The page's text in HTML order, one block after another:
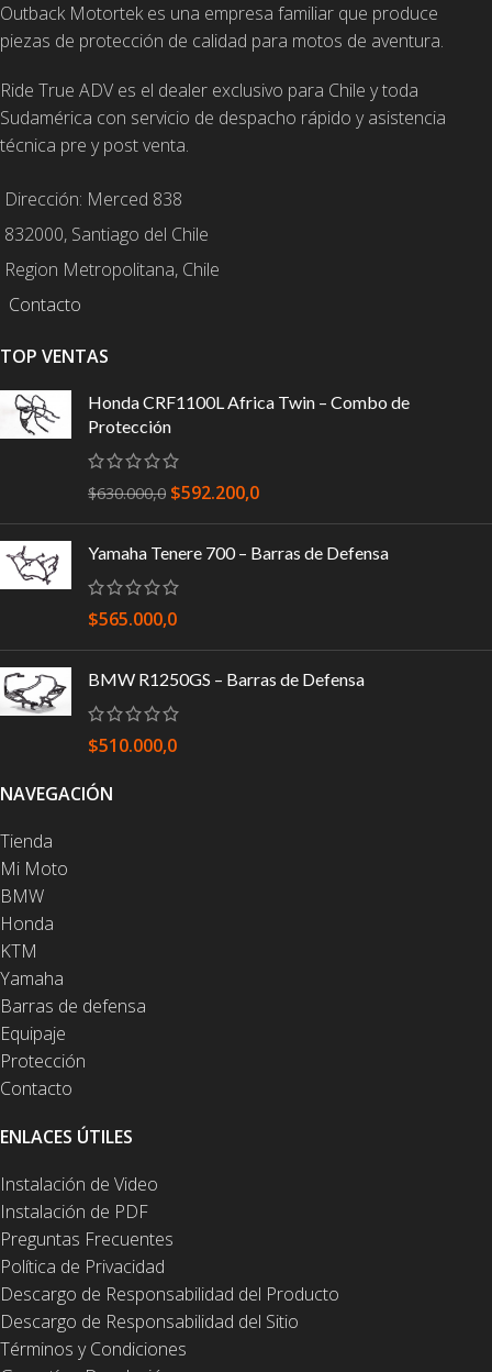
Outback Motortek es una empresa familiar que produce
piezas de protección de calidad para motos de aventura.
Ride True ADV es el dealer exclusivo para Chile y toda
Sudamérica con servicio de despacho rápido y asistencia
técnica pre y post venta.
Dirección: Merced 838
832000, Santiago del Chile
Region Metropolitana, Chile
Contacto
TOP VENTAS
Honda CRF1100L Africa Twin – Combo de
Protección
$630.000,0 $592.200,0
Yamaha Tenere 700 – Barras de Defensa
$565.000,0
BMW R1250GS – Barras de Defensa
$510.000,0
NAVEGACIÓN
Tienda
Mi Moto
BMW
Honda
KTM
Yamaha
Barras de defensa
Equipaje
Protección
Contacto
ENLACES ÚTILES
Instalación de Video
Instalación de PDF
Preguntas Frecuentes
Política de Privacidad
Descargo de Responsabilidad del Producto
Descargo de Responsabilidad del Sitio
Términos y Condiciones